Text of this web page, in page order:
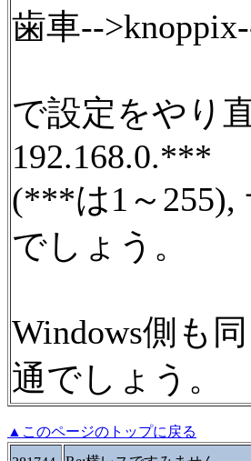
歯車--
で設定をやり
192.168.0.***
(***は1～255),
でしょう。
Windows側も
通でしょう。
▲このページのトップに戻る